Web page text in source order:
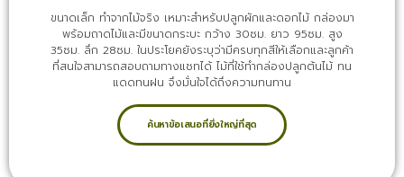
ขนาดเล็ก ทำจากไม้จริง เหมาะสำหรับปลูกผักและดอกไม้ กล่องมา
พร้อมถาดไม้และมีขนาดกระบะ กว้าง 30ซม. ยาว 95ซม. สูง
35ซม. ลึก 28ซม. ในประโยคยังระบุว่ามีครบทุกสีให้เลือกและลูกค้า
ที่สนใจสามารถสอบถามทางแชทได้ ไม้ที่ใช้ทำกล่องปลูกต้นไม้ ทน
แดดทนฝน จึงมั่นใจได้ถึงความทนทาน
ค้นหาข้อเสนอที่ยิ่งใหญ่ที่สุด